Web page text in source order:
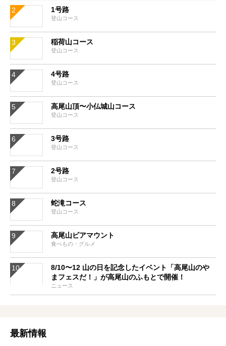
1号路
登山コース
稲荷山コース
登山コース
4号路
登山コース
高尾山頂〜小仏城山コース
登山コース
3号路
登山コース
2号路
登山コース
蛇滝コース
登山コース
高尾山ビアマウント
食べもの・グルメ
8/10〜12 山の日を記念したイベント「高尾山のや
まフェスだ！」が高尾山のふもとで開催！
ニュース
最新情報